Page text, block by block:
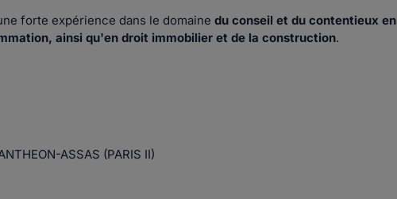
forte expérience dans le domaine du conseil et du contentieux en
ainsi qu'en droit immobilier et de la construction.
ASSAS (PARIS II)